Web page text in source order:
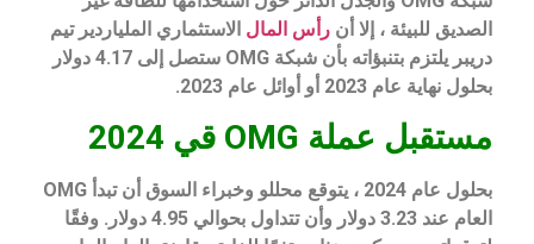
الصديق للبيئة ، إلا أن رأس المال الاستثماري الملياردير تيم
دريبر يلتزم بتنبؤاته بأن شبكة OMG ستصل إلى 4.17 دولار
بحلول نهاية عام 2023 أو أوائل عام 2023.
مستقبل عملة OMG قي 2024
بحلول عام 2024 ، يتوقع محللو وخبراء السوق أن تبدأ OMG
العام عند 3.23 دولار وأن تتداول بحوالي 4.95 دولار. وفقًا